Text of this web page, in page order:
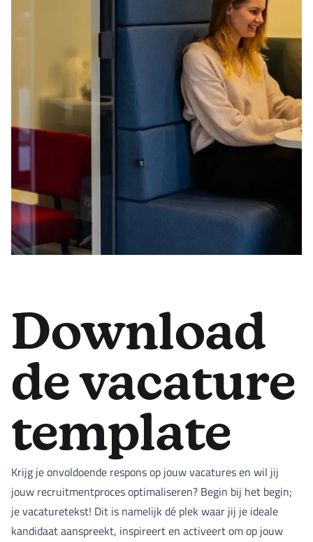
Download
de vacature
template
Krijg je onvoldoende respons op jouw vacatures en wil jij
jouw recruitmentproces optimaliseren? Begin bij het begin;
je vacaturetekst! Dit is namelijk dé plek waar jij je ideale
kandidaat aanspreekt, inspireert en activeert om op jouw